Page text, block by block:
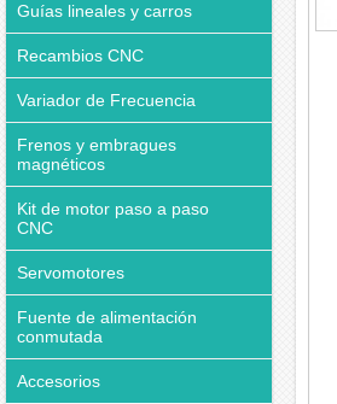
Guías lineales y carros
Recambios CNC
Variador de Frecuencia
Frenos y embragues
magnéticos
Kit de motor paso a paso
CNC
Servomotores
Fuente de alimentación
conmutada
Accesorios